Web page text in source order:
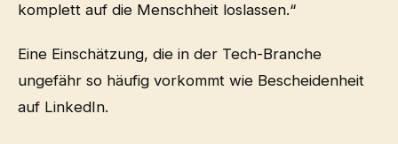
komplett auf die Menschheit loslassen.“
Eine Einschätzung, die in der Tech-Branche
ungefähr so häufig vorkommt wie Bescheidenheit
auf LinkedIn.